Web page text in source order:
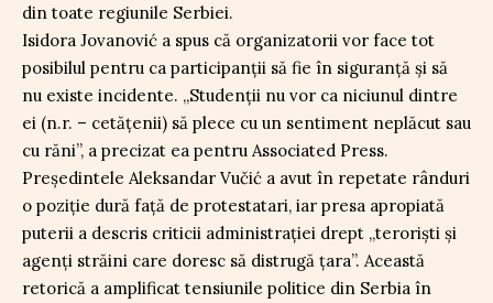
din toate regiunile Serbiei.
Isidora Jovanović a spus că organizatorii vor face tot
posibilul pentru ca participanții să fie în siguranță și să
nu existe incidente. „Studenții nu vor ca niciunul dintre
ei (n.r. – cetățenii) să plece cu un sentiment neplăcut sau
cu răni”, a precizat ea pentru Associated Press.
Președintele Aleksandar Vučić a avut în repetate rânduri
o poziție dură față de protestatari, iar presa apropiată
puterii a descris criticii administrației drept „teroriști și
agenți străini care doresc să distrugă țara”. Această
retorică a amplificat tensiunile politice din Serbia în